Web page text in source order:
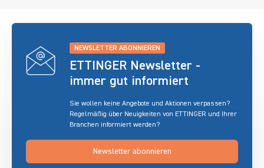
NEWSLETTER ABONNIEREN
ETTINGER Newsletter -
immer gut informiert
Sie wollen keine Angebote und Aktionen verpassen?
Regelmäßig über Neuigkeiten von ETTINGER und Ihrer
Branchen informiert werden?
Newsletter abonnieren